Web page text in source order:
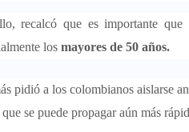
recalcó que es importante
los mayores de 50 años.
pidió a los colombianos aislarse
se puede propagar aún más